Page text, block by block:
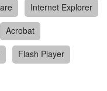
Internet Explorer
Acrobat
Flash Player